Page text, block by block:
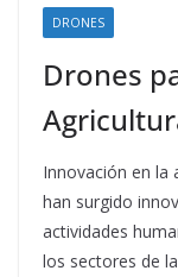
DRONES
Drones
Innovación en la
han surgido
actividades
los sectores de